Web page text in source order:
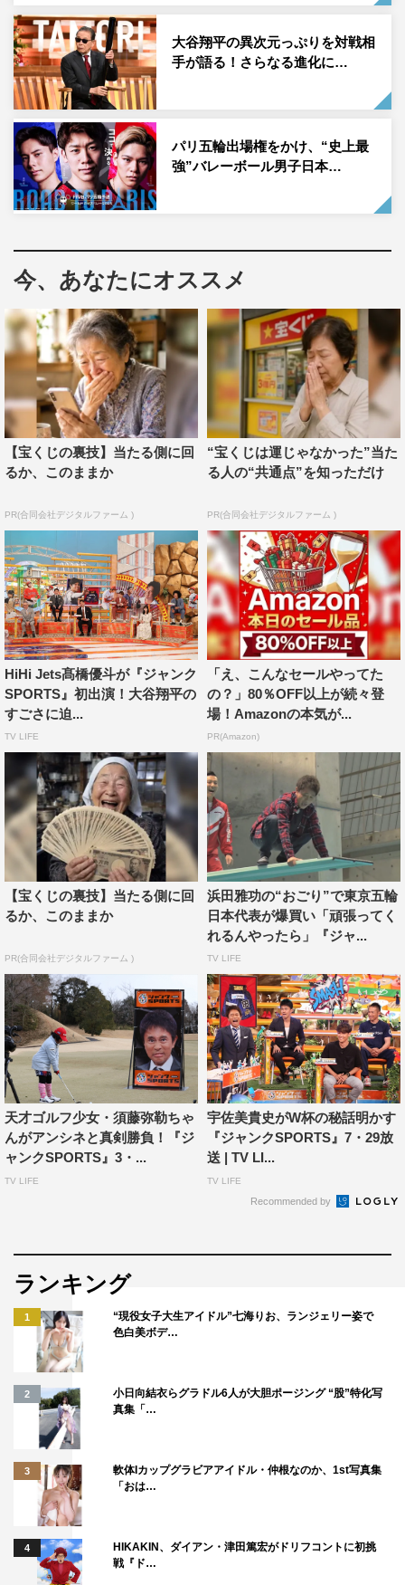
リーズで激突した阪神タイガース・オリックスバッファロ
ーズのOB・糸井嘉男、能見篤史、星野伸之、テニス全仏
オープンのミックスダブルスで優勝した加藤未唯、女子ゴ
ルフレギュラーツアー1年目で4勝を達成した櫻井心那、今
年2度の優勝を果たした貴景勝、今年大関に昇進した豊昇
龍。
ワールドカップバレーを2位に入りパリオリンピック出場
を決めた日本代表の西田有志、髙橋健太郎、山本智大、男
見せるバスケットボール界から、女子バスケットボールの
高田真希、馬瓜エブリン、ワールドカップで熱い戦いを見
進撃を続けるサッカー界から牧野智章が当事者のみぞ知る
快挙の裏側を激白する。
『ジャンクSPORTS 2023総決算！A.R.E.の裏側2時間スペシャル』左か
ら）貴景勝、高田真希、豊昇龍、馬瓜エブリン、西田有志、田中史朗、
髙橋健太郎、槙野智章、山本智大 ©フジテレビ
大谷翔平やヌートバーらの活躍で3大会ぶりのWBC優勝を
飾った侍ジャパン。優勝のカギとなった決勝戦での心境や
日本代表メンバー全員で行った焼き肉など驚きの裏話が
続々と飛び出す。日本中が熱狂したバスケ＆バレー＆ラグ
ビーのワールドカップの話題では、大会後の反響、大会に
向けたマル秘特訓、最も印象に残った選手などここでしか
聞けない裏話が盛りだくさん。そして、阪神vsオリックス
が死闘を繰り広げた関西ダービーについて、解説を担当し
た戸郷とOB3人が試合の名場面を熱く語る。
昨年のワールドカップを経てFIFA世界ランキング17位ま
で浮上し、今飛ぶ鳥を落とす勢いのサムライブルー。元日
本代表で現在は解説を務める槙野が日本が強くなった秘け
つを力説。さらに、先日千秋楽を迎えたばかりの貴景勝＆
豊昇龍、若い世代が躍進を続けるゴルフ界で弱冠20歳にし
て1億円プレーヤーとなった櫻井、女子ダブルスで失格と
なった翌日、混合ダブルスで優勝し話題となった加藤に迫
る。
チーフプロデューサー蜜谷浩弥（フジテレビ バ
ラエティ制作センター）コメント
ニス、大相撲…今年もスポーツ界は熱かった！ 今年の忘
れられない瞬間を一挙に振り返りながら、普段はなかなか
素顔を見ることができない現役アスリートの皆さんに大舞
台の裏側を語っていただきます。野球界からは白井さんや
糸井さん、五十嵐さん、能見さん、サッカー界からは槙野
さんと、ジャンクおなじみメンバーも参戦し、間近で目撃
した人にしか語れないマル秘エピソードも大公開!! 浜田
雅功×スポーツが見れるのは『ジャンクSPORTS』だ
け！ 今年のスポーツ特番の決定版をぜひご覧ください!!
番組情報
『ジャンクSPORTS 2023総決算！A.R.E.の裏側2時間ス
大谷翔平の異次元っぷりを対戦相
手が語る！さらなる進化に…
パリ五輪出場権をかけ、“史上最
強”バレーボール男子日本…
今、あなたにオススメ
【宝くじの裏技】当たる側に回
るか、このままか
PR(合同会社デジタルファーム )
“宝くじは運じゃなかった”当た
る人の“共通点”を知っただけ
PR(合同会社デジタルファーム )
HiHi Jets髙橋優斗が『ジャンク
SPORTS』初出演！大谷翔平の
すごさに迫...
TV LIFE
「え、こんなセールやってた
の？」80％OFF以上が続々登
場！Amazonの本気が...
PR(Amazon)
【宝くじの裏技】当たる側に回
るか、このままか
PR(合同会社デジタルファーム )
浜田雅功の“おごり”で東京五輪
日本代表が爆買い「頑張ってく
れるんやったら」『ジャ...
TV LIFE
天才ゴルフ少女・須藤弥勒ちゃ
んがアンシネと真剣勝負！『ジ
ャンクSPORTS』3・...
TV LIFE
宇佐美貴史がW杯の秘話明かす
『ジャンクSPORTS』7・29放
送 | TV LI...
TV LIFE
Recommended by
ランキング
1
“現役女子大生アイドル”七海りお、ランジェリー姿で
色白美ボデ…
2
小日向結衣らグラドル6人が大胆ポージング “股”特化写
真集「…
3
軟体Iカップグラビアアイドル・仲根なのか、1st写真集
「おは…
4
HIKAKIN、ダイアン・津田篤宏がドリフコントに初挑
戦『ド…